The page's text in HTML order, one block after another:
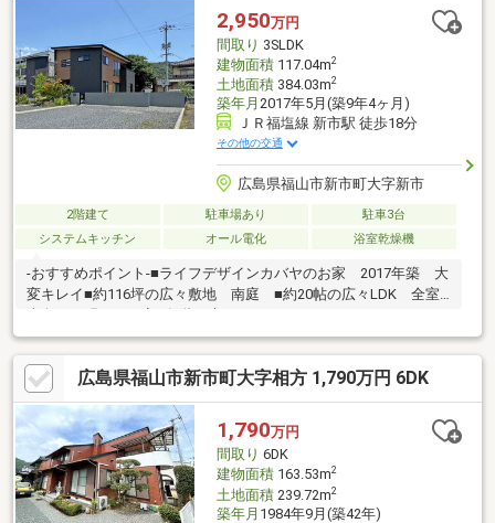
いへと生まれ変わります。周辺にはスーパーやコンビニなどの生
活施設が徒歩圏内に揃っており、日々の暮らしにも便利な立地で
す。広さと利便性を兼ね備えたおすすめの一邸です。
2,950万円
間取り 3SLDK
建物面積117.04m2
土地面積384.03m2
築年月 2017年5月(築9年4ヶ月)
ＪＲ福塩線 新市駅 徒歩18分
その他の交通
広島県福山市新市町大字新市
2階建て 駐車場あり
駐車3台
システムキッチン
オール電化 浴室乾燥機
-おすすめポイント-■ライフデザインカバヤのお家 2017年築 大
変キレイ■約116坪の広々敷地 南庭 ■約20帖の広々LDK 全室
玄関横 土間収納有り 収納充実！■オール電化住宅に嬉しい太
陽光約6kw搭載■駐車6台以上可■近隣にスーパーやコンビニ、ド
ラッグストア有り お買い物便利■新市小学校まで徒歩約3分 お
子様の通学も安心-周辺環境-■なかやま牧場ハート新市店…徒歩約8
分■セブンイレブン…徒歩約11分■ひまわり…徒歩約5分■新市小学
校…徒歩約3分■新市中央中学校…徒歩約14分
広島県福山市新市町大字相方 1,790万円 6DK
1,790万円
間取り 6DK
建物面積163.53m2
土地面積239.72m2
築年月 1984年9月(築42年)